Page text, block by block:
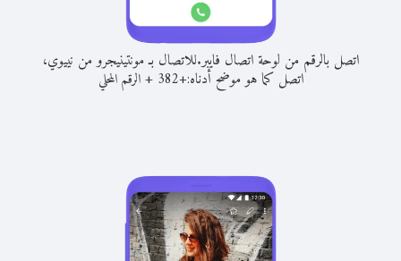
اتصل بالرقم من لوحة اتصال فايبر.للاتصال بـ مونتينيجرو من نييوي،
اتصل كما هو موضح أدناه:+
382
+الرقم المحلي